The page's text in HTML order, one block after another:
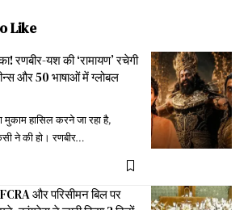
Like
रणबीर-यश की ‘रामायण’ रचेगी
और 50 भाषाओं में ग्लोबल
मुकाम हासिल करने जा रहा है,
ने की हो। रणबीर…
और परिसीमन बिल पर